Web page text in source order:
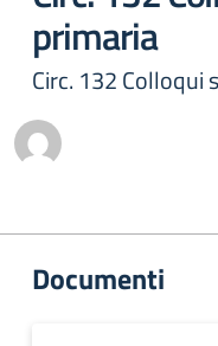
primaria
Circ. 132 Colloqui
Documenti